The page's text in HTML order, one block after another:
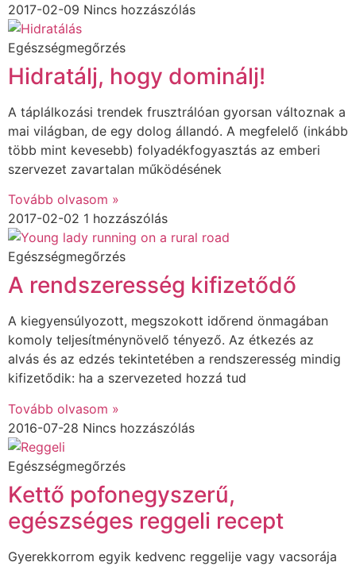
2017-02-09 Nincs hozzászólás
Egészségmegőrzés
Hidratálj, hogy dominálj!
A táplálkozási trendek frusztrálóan gyorsan változnak a
mai világban, de egy dolog állandó. A megfelelő (inkább
több mint kevesebb) folyadékfogyasztás az emberi
szervezet zavartalan működésének
Tovább olvasom »
2017-02-02 1 hozzászólás
Egészségmegőrzés
A rendszeresség kifizetődő
A kiegyensúlyozott, megszokott időrend önmagában
komoly teljesítménynövelő tényező. Az étkezés az
alvás és az edzés tekintetében a rendszeresség mindig
kifizetődik: ha a szervezeted hozzá tud
Tovább olvasom »
2016-07-28 Nincs hozzászólás
Egészségmegőrzés
Kettő pofonegyszerű,
egészséges reggeli recept
Gyerekkorrom egyik kedvenc reggelije vagy vacsorája